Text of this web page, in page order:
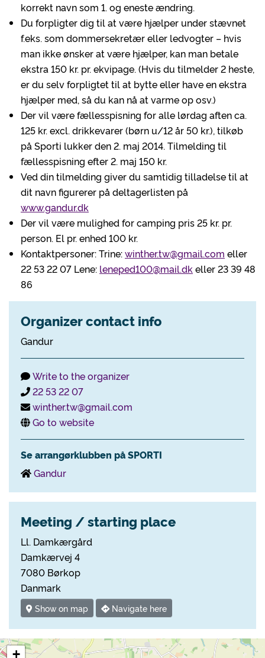
korrekt navn som 1. og eneste ændring.
Du forpligter dig til at være hjælper under stævnet
f.eks. som dommersekretær eller ledvogter – hvis
man ikke ønsker at være hjælper, kan man betale
ekstra 150 kr. pr. ekvipage. (Hvis du tilmelder 2 heste,
er du selv forpligtet til at bytte eller have en ekstra
hjælper med, så du kan nå at varme op osv.)
Der vil være fællesspisning for alle lørdag aften ca.
125 kr. excl. drikkevarer (børn u/12 år 50 kr.), tilkøb
på Sporti lukker den 2. maj 2014. Tilmelding til
fællesspisning efter 2. maj 150 kr.
Ved din tilmelding giver du samtidig tilladelse til at
dit navn figurerer på deltagerlisten på
www.gandur.dk
Der vil være mulighed for camping pris 25 kr. pr.
person. El pr. enhed 100 kr.
Kontaktpersoner: Trine:winther.tw@gmail.com eller
22 53 22 07 Lene: leneped100@mail.dk eller 23 39 48
86
Organizer contact info
Gandur
Write to the organizer
22 53 22 07
winther.tw@gmail.com
Go to website
Se arrangørklubben på SPORTI
Gandur
Meeting / starting place
Ll. Damkærgård
Damkærvej 4
7080 Børkop
Danmark
Show on map Navigate here
+